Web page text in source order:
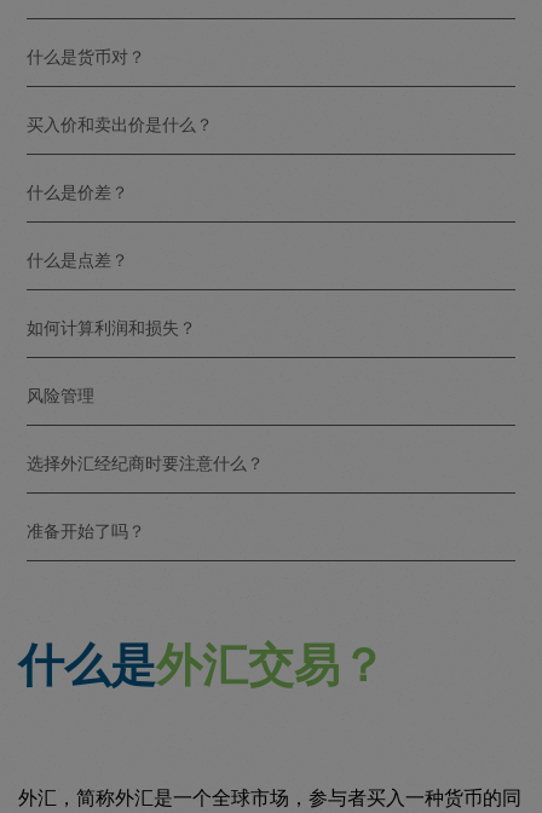
什么是外汇交易？
外汇，简称外汇是一个全球市场，参与者买入一种货币的同
什么是货币对？
买入价和卖出价是什么？
什么是价差？
什么是点差？
如何计算利润和损失？
风险管理
选择外汇经纪商时要注意什么？
准备开始了吗？